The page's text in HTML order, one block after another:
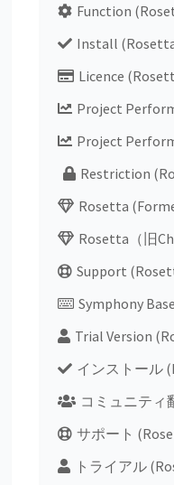
Function
Install
Licence
Project
Project
Restriction
Rosetta
Rosetta（旧
Support
Symphony Base
Trial Version
インストール
コミュニティ
サポート
トライアル